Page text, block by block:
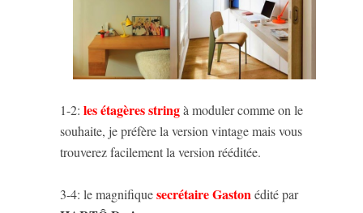
1-2: les étagères stringà moduler comme on le
souhaite, je préfère la version vintage mais vous
trouverez facilement la version rééditée.
3-4: le magnifiquesecrétaire Gastonédité par